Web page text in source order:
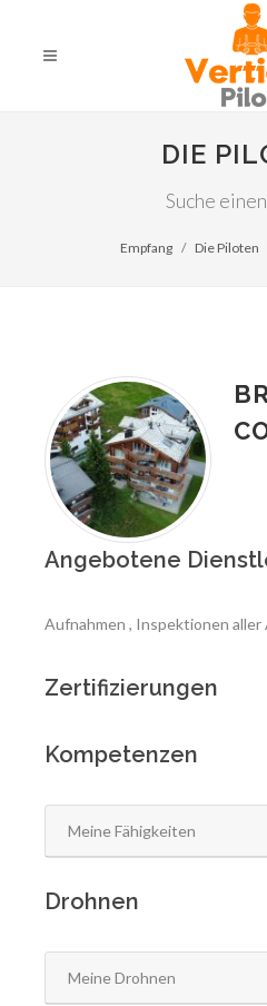
DIE
Suche
Empfang Die Piloten
Angebotene
Aufnahmen , Inspektionen aller
Zertifizierungen
Kompetenzen
Meine Fähigkeiten
Drohnen
Meine Drohnen